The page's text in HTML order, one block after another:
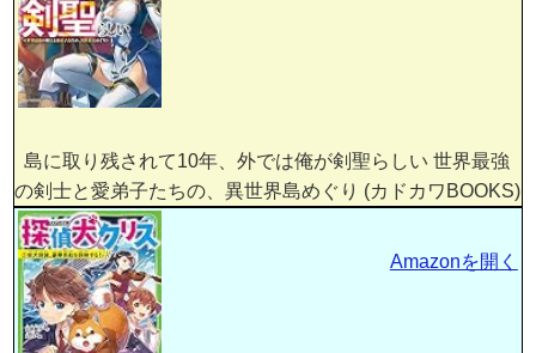
島に取り残されて10年、外では俺が剣聖らしい 世界最強
の剣士と愛弟子たちの、異世界島めぐり (カドカワBOOKS)
Amazonを開く